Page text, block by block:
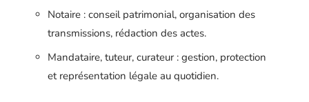
Notaire : conseil patrimonial, organisation des
transmissions, rédaction des actes.
Mandataire, tuteur, curateur : gestion, protection
et représentation légale au quotidien.